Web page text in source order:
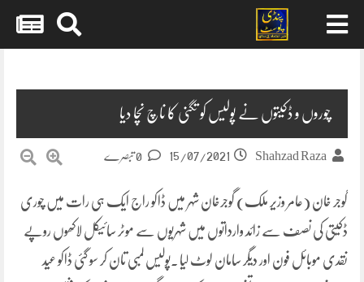
چوروں و ڈکیتوں نے پولیس کو تگنی کا ناچ نچا دیا
Shahzad Raza
15/07/2021
گوجر خان (عامر وزیر ملک) گوجرخان شہر میں ڈاکو راج ایک ہی رات میں چوری
ڈکیتی کی نصف سے زائد وارداتوں میں شہریوں سے موٹر سائیکل لاکھوں روپے
نقدی موبائل فون اور دیگر سامان لوٹ لیا ۔پولیس لمبی تان کر سو گئی ڈاکو عید